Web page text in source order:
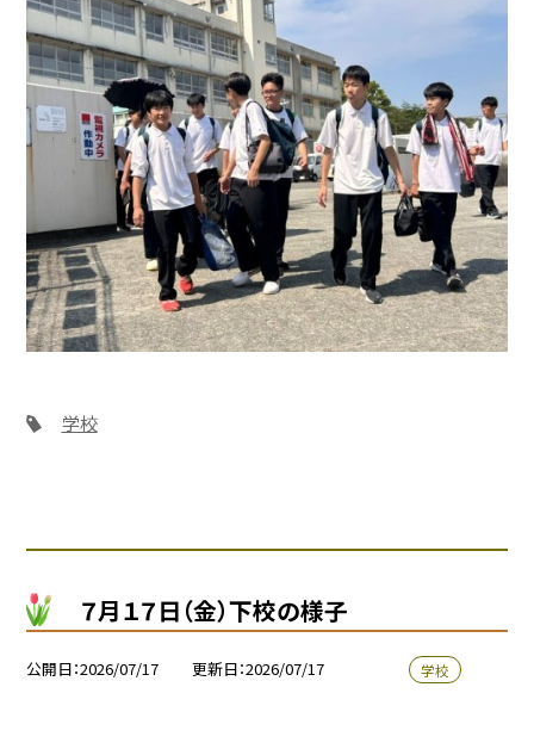
学校
７月１７日（金）下校の様子
公開日 2026/07/17 更新日 2026/07/17 学校